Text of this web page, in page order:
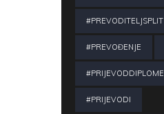
#PREVODITELJSPLIT
#PREVOĐENJE
#PRIJEVODDIPLOME
#PRIJEVODI